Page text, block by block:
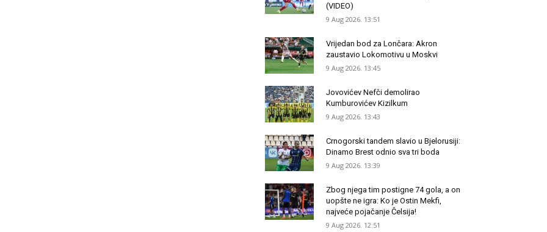
(VIDEO)
9 Aug 2026. 13:51
Vrijedan bod za Lončara: Akron
zaustavio Lokomotivu u Moskvi
9 Aug 2026. 13:45
Jovovićev Nefči demolirao
Kumburovićev Kizilkum
9 Aug 2026. 13:43
Crnogorski tandem slavio u Bjelorusiji:
Dinamo Brest odnio sva tri boda
9 Aug 2026. 13:39
Zbog njega tim postigne 74 gola, a on
uopšte ne igra: Ko je Ostin Mekfi,
najveće pojačanje Čelsija!
9 Aug 2026. 12:51